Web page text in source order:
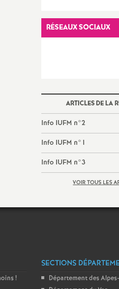
RÉSEAUX SOCIAUX
ARTICLES DE LA
Info IUFM n°2
Info IUFM n°1
Info IUFM n°3
VOIR TOUS LES
!
SECTIONS
Département des